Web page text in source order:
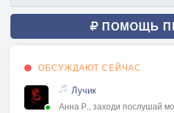
ПОМОЩЬ
ОБСУЖДАЮТ СЕЙЧАС
Лучик
Анна Р., заходи послушай